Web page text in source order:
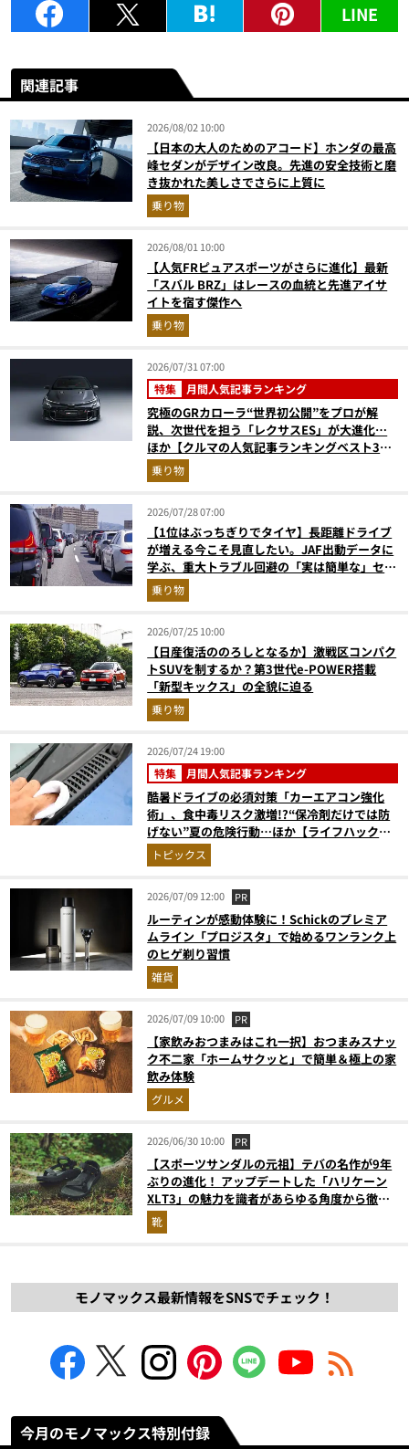
LINE
関連記事
2026/08/02 10:00
【日本の大人のためのアコード】ホンダの最高
峰セダンがデザイン改良。先進の安全技術と磨
き抜かれた美しさでさらに上質に
乗り物
2026/08/01 10:00
【人気FRピュアスポーツがさらに進化】最新
「スバル BRZ」はレースの血統と先進アイサ
イトを宿す傑作へ
乗り物
2026/07/31 07:00
特集 月間人気記事ランキング
究極のGRカローラ“世界初公開”をプロが解
説、次世代を担う「レクサスES」が大進化…
ほか【クルマの人気記事ランキングベスト3】
（2026年6月版）
乗り物
2026/07/28 07:00
【1位はぶっちぎりでタイヤ】長距離ドライブ
が増える今こそ見直したい。JAF出動データに
学ぶ、重大トラブル回避の「実は簡単な」セル
フメンテ術
乗り物
2026/07/25 10:00
【日産復活ののろしとなるか】激戦区コンパク
トSUVを制するか？第3世代e-POWER搭載
「新型キックス」の全貌に迫る
乗り物
2026/07/24 19:00
特集 月間人気記事ランキング
酷暑ドライブの必須対策「カーエアコン強化
術」、食中毒リスク激増!?“保冷剤だけでは防
げない”夏の危険行動…ほか【ライフハックの
人気記事ランキングベスト3】（2026年6月
版）
トピックス
2026/07/09 12:00 PR
ルーティンが感動体験に！Schickのプレミア
ムライン「プロジスタ」で始めるワンランク上
のヒゲ剃り習慣
雑貨
2026/07/09 10:00 PR
【家飲みおつまみはこれ一択】おつまみスナッ
ク不二家「ホームサクッと」で簡単＆極上の家
飲み体験
グルメ
2026/06/30 10:00 PR
【スポーツサンダルの元祖】テバの名作が9年
ぶりの進化！ アップデートした「ハリケーン
XLT3」の魅力を識者があらゆる角度から徹底
解説！
靴
モノマックス最新情報をSNSでチェック！
今月のモノマックス特別付録